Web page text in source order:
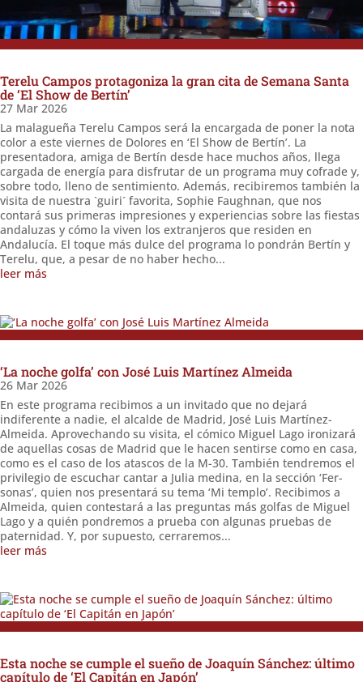
Terelu Campos protagoniza la gran cita de Semana Santa
de ‘El Show de Bertín’
27 Mar 2026
La malagueña Terelu Campos será la encargada de poner la nota
color a este viernes de Dolores en ‘El Show de Bertín’. La
presentadora, amiga de Bertín desde hace muchos años, llega
cargada de energía para disfrutar de un programa muy cofrade y,
sobre todo, lleno de sentimiento. Además, recibiremos también la
visita de nuestra `guiri´ favorita, Sophie Faughnan, que nos
contará sus primeras impresiones y experiencias sobre las fiestas
andaluzas y cómo la viven los extranjeros que residen en
Andalucía. El toque más dulce del programa lo pondrán Bertín y
Terelu, que, a pesar de no haber hecho...
leer más
‘La noche golfa’ con José Luis Martínez Almeida
26 Mar 2026
En este programa recibimos a un invitado que no dejará
indiferente a nadie, el alcalde de Madrid, José Luis Martínez-
Almeida. Aprovechando su visita, el cómico Miguel Lago ironizará
de aquellas cosas de Madrid que le hacen sentirse como en casa,
como es el caso de los atascos de la M-30. También tendremos el
privilegio de escuchar cantar a Julia medina, en la sección ‘Fer-
sonas’, quien nos presentará su tema ‘Mi templo’. Recibimos a
Almeida, quien contestará a las preguntas más golfas de Miguel
Lago y a quién pondremos a prueba con algunas pruebas de
paternidad. Y, por supuesto, cerraremos...
leer más
Esta noche se cumple el sueño de Joaquín Sánchez: último
capítulo de ‘El Capitán en Japón’